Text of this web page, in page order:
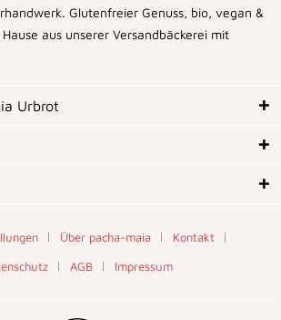
Glutenfreier Genuss, bio, vegan &
aus unserer Versandbäckerei mit
Urbrot
Über pacha-maia
Kontakt
AGB Impressum